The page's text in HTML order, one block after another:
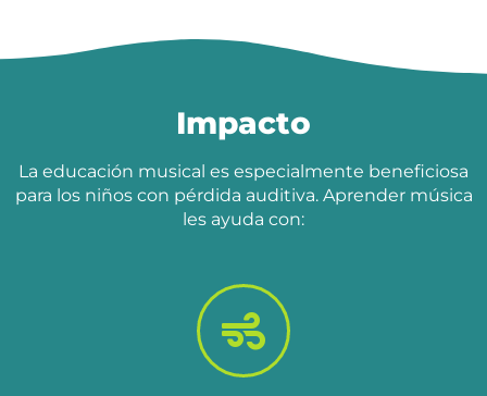
Impacto
La educación musical es especialmente beneficiosa
para los niños con pérdida auditiva. Aprender música
les ayuda con: